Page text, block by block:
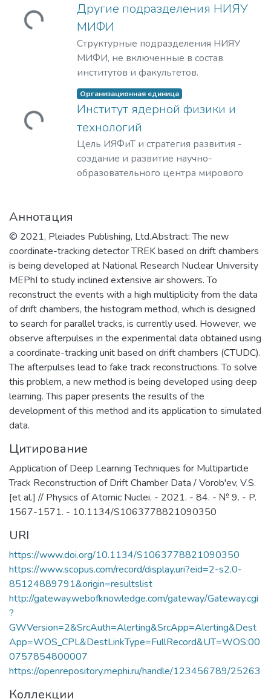
Другие подразделения НИЯУ
МИФИ
Структурные подразделения НИЯУ
МИФИ, не включенные в состав
институтов и факультетов.
Организационная единица
Институт ядерной физики и
технологий
Цель ИЯФиТ и стратегия развития -
создание и развитие научно-
образовательного центра мирового
элементарных частиц, астрофизики и
космофизики.
Аннотация
© 2021, Pleiades Publishing, Ltd.Abstract: The new
coordinate-tracking detector TREK based on drift chambers
is being developed at National Research Nuclear University
MEPhI to study inclined extensive air showers. To
reconstruct the events with a high multiplicity from the data
of drift chambers, the histogram method, which is designed
to search for parallel tracks, is currently used. However, we
observe afterpulses in the experimental data obtained using
a coordinate-tracking unit based on drift chambers (CTUDC).
The afterpulses lead to fake track reconstructions. To solve
this problem, a new method is being developed using deep
learning. This paper presents the results of the
development of this method and its application to simulated
data.
Цитирование
Application of Deep Learning Techniques for Multiparticle
Track Reconstruction of Drift Chamber Data / Vorob'ev, V.S.
[et al.] // Physics of Atomic Nuclei. - 2021. - 84. - № 9. - P.
1567-1571. - 10.1134/S1063778821090350
URI
https://www.doi.org/10.1134/S1063778821090350
https://www.scopus.com/record/display.uri?eid=2-s2.0-
85124889791&origin=resultslist
http://gateway.webofknowledge.com/gateway/Gateway.cgi
?
GWVersion=2&SrcAuth=Alerting&SrcApp=Alerting&Dest
App=WOS_CPL&DestLinkType=FullRecord&UT=WOS:00
0757854800007
https://openrepository.mephi.ru/handle/123456789/25263
Коллекции